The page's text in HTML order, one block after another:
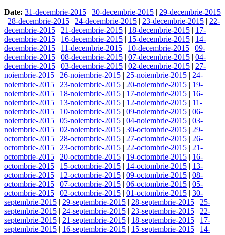
Date: 31-decembrie-2015 | 30-decembrie-2015 | 29-decembrie-2015
| 28-decembrie-2015 | 24-decembrie-2015 | 23-decembrie-2015 | 22-
decembrie-2015 | 21-decembrie-2015 | 18-decembrie-2015 | 17-
decembrie-2015 | 16-decembrie-2015 | 15-decembrie-2015 | 14-
decembrie-2015 | 11-decembrie-2015 | 10-decembrie-2015 | 09-
decembrie-2015 | 08-decembrie-2015 | 07-decembrie-2015 | 04-
decembrie-2015 | 03-decembrie-2015 | 02-decembrie-2015 | 27-
noiembrie-2015 | 26-noiembrie-2015 | 25-noiembrie-2015 | 24-
noiembrie-2015 | 23-noiembrie-2015 | 20-noiembrie-2015 | 19-
noiembrie-2015 | 18-noiembrie-2015 | 17-noiembrie-2015 | 16-
noiembrie-2015 | 13-noiembrie-2015 | 12-noiembrie-2015 | 11-
noiembrie-2015 | 10-noiembrie-2015 | 09-noiembrie-2015 | 06-
noiembrie-2015 | 05-noiembrie-2015 | 04-noiembrie-2015 | 03-
noiembrie-2015 | 02-noiembrie-2015 | 30-octombrie-2015 | 29-
octombrie-2015 | 28-octombrie-2015 | 27-octombrie-2015 | 26-
octombrie-2015 | 23-octombrie-2015 | 22-octombrie-2015 | 21-
octombrie-2015 | 20-octombrie-2015 | 19-octombrie-2015 | 16-
octombrie-2015 | 15-octombrie-2015 | 14-octombrie-2015 | 13-
octombrie-2015 | 12-octombrie-2015 | 09-octombrie-2015 | 08-
octombrie-2015 | 07-octombrie-2015 | 06-octombrie-2015 | 05-
octombrie-2015 | 02-octombrie-2015 | 01-octombrie-2015 | 30-
septembrie-2015 | 29-septembrie-2015 | 28-septembrie-2015 | 25-
septembrie-2015 | 24-septembrie-2015 | 23-septembrie-2015 | 22-
septembrie-2015 | 21-septembrie-2015 | 18-septembrie-2015 | 17-
septembrie-2015 | 16-septembrie-2015 | 15-septembrie-2015 | 14-